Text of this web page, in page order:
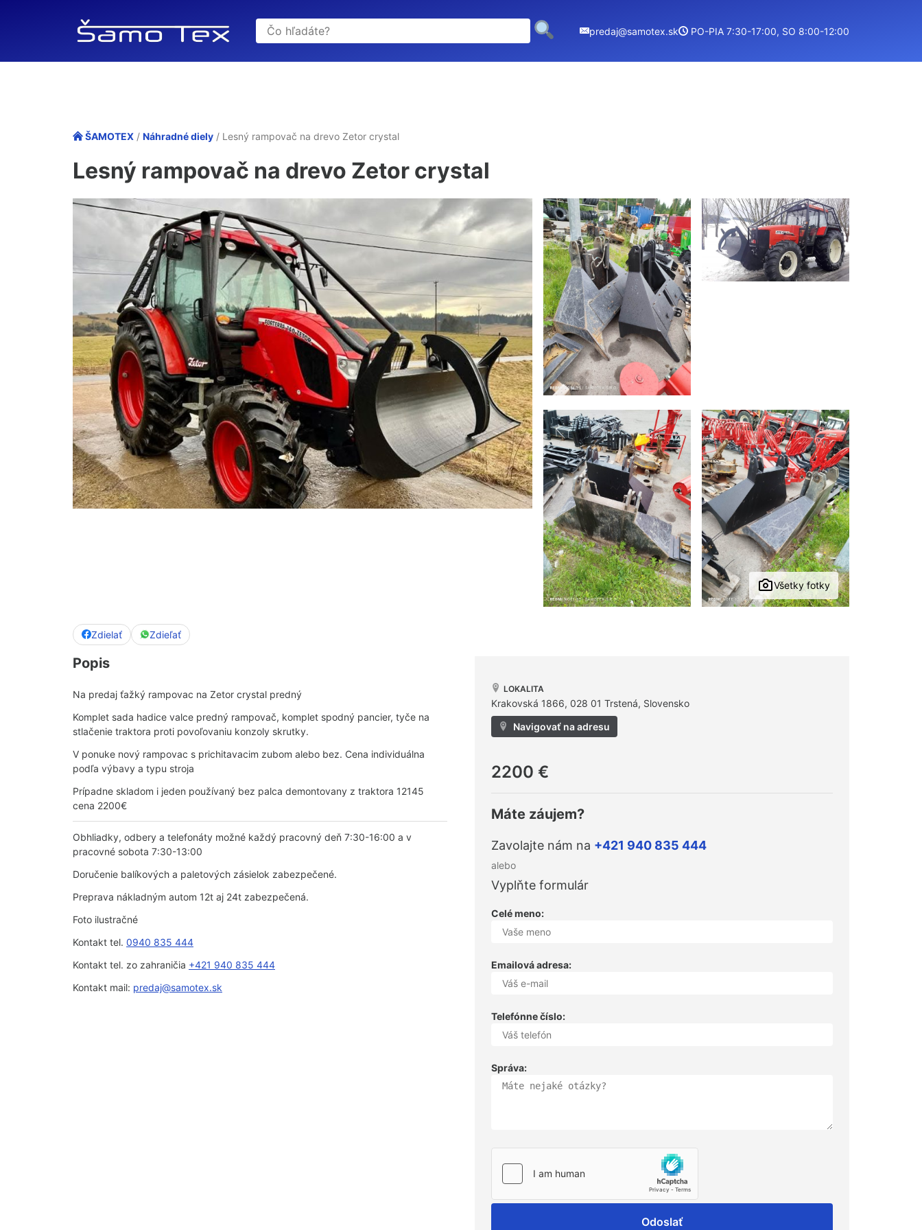
predaj@samotex.sk PO-PIA 7:30-17:00, SO 8:00-12:00
ŠAMOTEX / Náhradné diely / Lesný rampovač na drevo Zetor crystal
Lesný rampovač na drevo Zetor crystal
Všetky fotky
Zdielať Zdieľať
Popis
Na predaj ťažký rampovac na Zetor crystal predný
Komplet sada hadice valce predný rampovač, komplet spodný pancier, tyče na
stlačenie traktora proti povoľovaniu konzoly skrutky.
V ponuke nový rampovac s prichitavacim zubom alebo bez. Cena individuálna
podľa výbavy a typu stroja
Prípadne skladom i jeden používaný bez palca demontovany z traktora 12145
cena 2200€
Obhliadky, odbery a telefonáty možné každý pracovný deň 7:30-16:00 a v
pracovné sobota 7:30-13:00
Doručenie balíkových a paletových zásielok zabezpečené.
Preprava nákladným autom 12t aj 24t zabezpečená.
Foto ilustračné
Kontakt tel. 0940 835 444
Kontakt tel. zo zahraničia +421 940 835 444
Kontakt mail: predaj@samotex.sk
LOKALITA
Krakovská 1866, 028 01 Trstená, Slovensko
Navigovať na adresu
2200 €
Máte záujem?
Zavolajte nám na +421 940 835 444
alebo
Vyplňte formulár
Celé meno:
Emailová adresa:
Telefónne číslo:
Správa:
Odoslať